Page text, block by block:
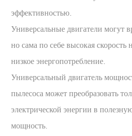
эффективностью.
Универсальные двигатели могут
но сама по себе высокая скорость
низкое энергопотребление.
Универсальный двигатель
пылесоса может преобразовать
электрической энергии в
мощность.